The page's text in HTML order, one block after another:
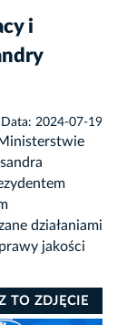
i
Data: 2024-07-19
działaniami
jakości
TO ZDJĘCIE